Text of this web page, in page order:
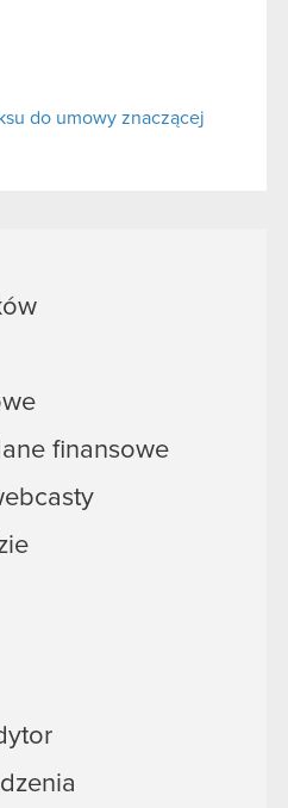
do umowy znaczącej
finansowe